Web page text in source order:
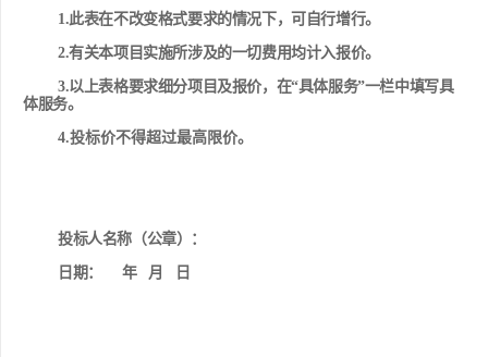
1.此表在不改变格式要求的情况下，可自行增行。
2.有关本项目实施所涉及的一切费用均计入报价。
3.以上表格要求细分项目及报价，在“具体服务”一栏中填写具
体服务。
4.投标价不得超过最高限价。
投标人名称（公章）：
日期： 年 月 日